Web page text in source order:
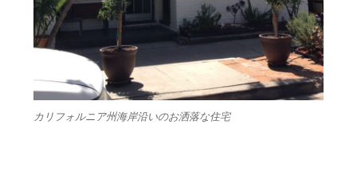
カリフォルニア州海岸沿いのお洒落な住宅